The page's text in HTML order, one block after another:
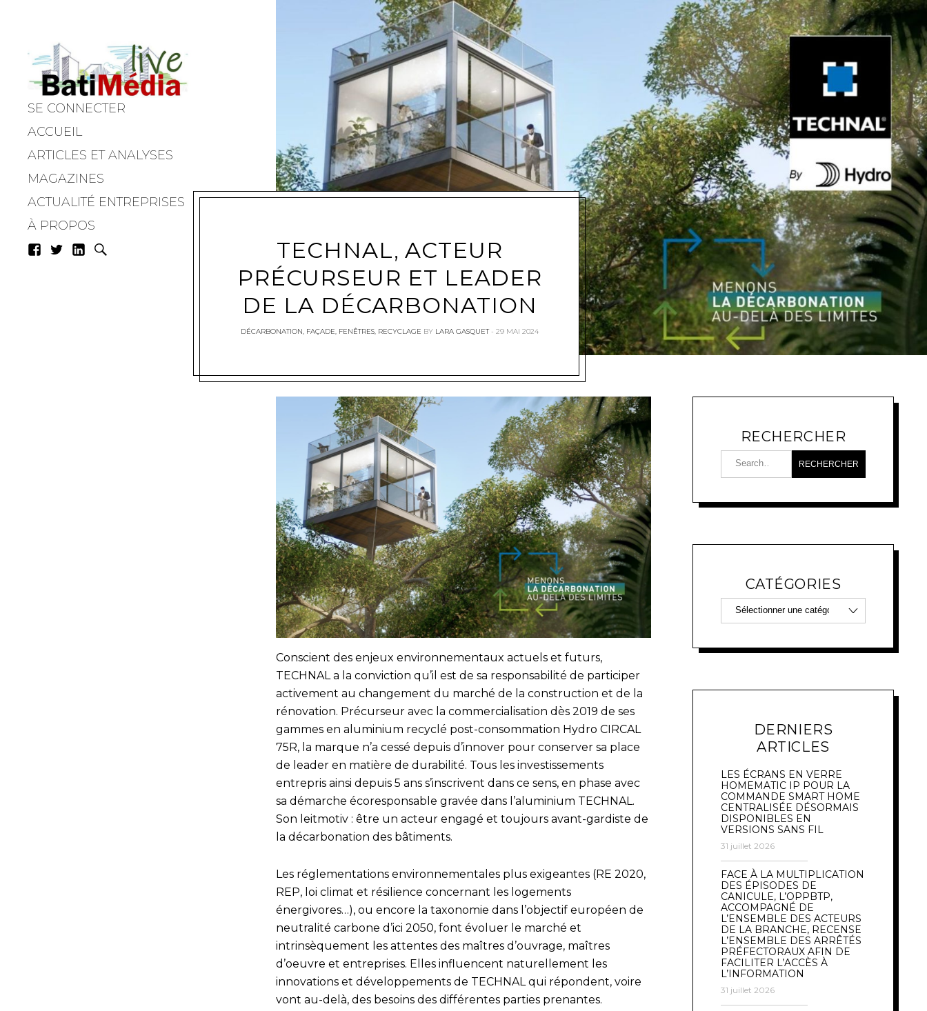
Batimedialive
SE CONNECTER
ACCUEIL
ARTICLES ET ANALYSES
MAGAZINES
ACTUALITÉ ENTREPRISES
À PROPOS
TECHNAL, ACTEUR
PRÉCURSEUR ET LEADER
DE LA DÉCARBONATION
DÉCARBONATION, FAÇADE, FENÊTRES, RECYCLAGE BY LARA GASQUET 29 MAI 2024
Conscient des enjeux environnementaux actuels et futurs,
TECHNAL a la conviction qu’il est de sa responsabilité de participer
activement au changement du marché de la construction et de la
rénovation. Précurseur avec la commercialisation dès 2019 de ses
gammes en aluminium recyclé post-consommation Hydro CIRCAL
75R, la marque n’a cessé depuis d’innover pour conserver sa place
de leader en matière de durabilité. Tous les investissements
entrepris ainsi depuis 5 ans s’inscrivent dans ce sens, en phase avec
sa démarche écoresponsable gravée dans l’aluminium TECHNAL.
Son leitmotiv : être un acteur engagé et toujours avant-gardiste de
la décarbonation des bâtiments.
Les réglementations environnementales plus exigeantes (RE 2020,
REP, loi climat et résilience concernant les logements
énergivores…), ou encore la taxonomie dans l’objectif européen de
neutralité carbone d’ici 2050, font évoluer le marché et
intrinsèquement les attentes des maîtres d’ouvrage, maîtres
d’oeuvre et entreprises. Elles influencent naturellement les
innovations et développements de TECHNAL qui répondent, voire
vont au-delà, des besoins des différentes parties prenantes.
RECHERCHER
CATÉGORIES
DERNIERS
ARTICLES
LES ÉCRANS EN VERRE
HOMEMATIC IP POUR LA
COMMANDE SMART HOME
CENTRALISÉE DÉSORMAIS
DISPONIBLES EN
VERSIONS SANS FIL
31 juillet 2026
FACE À LA MULTIPLICATION
DES ÉPISODES DE
CANICULE, L’OPPBTP,
ACCOMPAGNÉ DE
L’ENSEMBLE DES ACTEURS
DE LA BRANCHE, RECENSE
L’ENSEMBLE DES ARRÊTÉS
PRÉFECTORAUX AFIN DE
FACILITER L’ACCÈS À
L’INFORMATION
31 juillet 2026